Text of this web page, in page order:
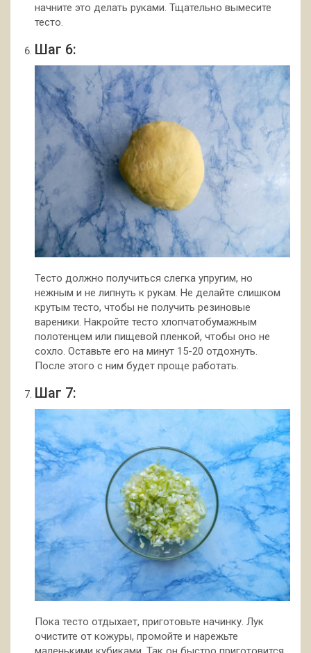
начните это делать руками. Тщательно вымесите
тесто.
Шаг 6:
Тесто должно получиться слегка упругим, но
нежным и не липнуть к рукам. Не делайте слишком
крутым тесто, чтобы не получить резиновые
вареники. Накройте тесто хлопчатобумажным
полотенцем или пищевой пленкой, чтобы оно не
сохло. Оставьте его на минут 15-20 отдохнуть.
После этого с ним будет проще работать.
Шаг 7:
Пока тесто отдыхает, приготовьте начинку. Лук
очистите от кожуры, промойте и нарежьте